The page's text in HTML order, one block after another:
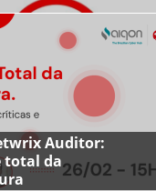
Auditor:
total da